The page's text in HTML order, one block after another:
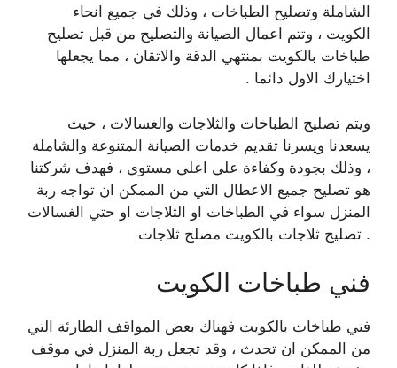
الشاملة وتصليح الطباخات ، وذلك في جميع انحاء
الكويت ، وتتم اعمال الصيانة والتصليح من قبل تصليح
طباخات بالكويت بمنتهي الدقة والاتقان ، مما يجعلها
اختيارك الاول دائما .
ويتم تصليح الطباخات والثلاجات والغسالات ، حيث
يسعدنا ويسرنا تقديم خدمات الصيانة المتنوعة والشاملة
، وذلك بجودة وكفاءة علي اعلي مستوي ، فهدف شركتنا
هو تصليح جميع الاعطال التي من الممكن ان تواجه ربة
المنزل سواء في الطباخات او الثلاجات او حتي الغسالات
. تصليح ثلاجات بالكويت مصلح ثلاجات
فني طباخات الكويت
فني طباخات بالكويت فهناك بعض المواقف الطارئة التي
من الممكن ان تحدث ، وقد تجعل ربة المنزل في موقف